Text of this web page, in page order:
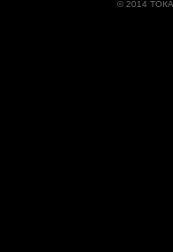
© 2014